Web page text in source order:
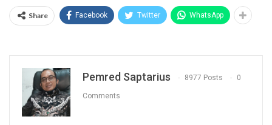
Share Facebook Twitter WhatsApp
Pemred Saptarius 8977 Posts 0
Comments